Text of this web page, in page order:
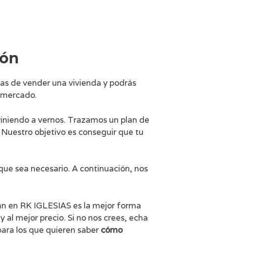
de vender una vivienda y podrás
a vernos. Trazamos un plan de
objetivo es conseguir que tu
sea necesario. A continuación, nos
en RK IGLESIAS es la mejor forma
mejor precio. Si no nos crees, echa
los que quieren saber cómo